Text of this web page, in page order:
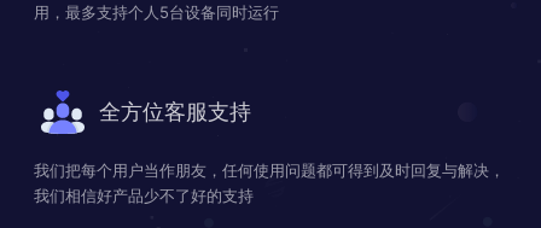
用，最多支持个人5台设备同时运行
全方位客服支持
我们把每个用户当作朋友，任何使用问题都可得到及时回复与解决，
我们相信好产品少不了好的支持